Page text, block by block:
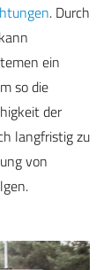
. Durch
ein
so die
der
langfristig zu
von